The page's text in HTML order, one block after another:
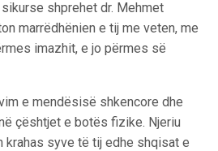
shprehet dr. Mehmet
marrëdhënien e tij me veten, me
imazhit, e jo përmes së
e mendësisë shkencore dhe
çështjet e botës fizike. Njeriu
krahas syve të tij edhe shqisat e